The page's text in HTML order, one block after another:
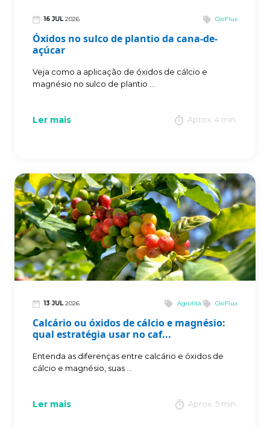
16 JUL 2026 OxiFlux
Óxidos no sulco de plantio da cana-de-
açúcar
Veja como a aplicação de óxidos de cálcio e
magnésio no sulco de plantio ...
Ler mais Aprox. 4 min.
13 JUL 2026 Agrolitá OxiFlux
Calcário ou óxidos de cálcio e magnésio:
qual estratégia usar no caf...
Entenda as diferenças entre calcário e óxidos de
cálcio e magnésio, suas ...
Ler mais Aprox. 5 min.